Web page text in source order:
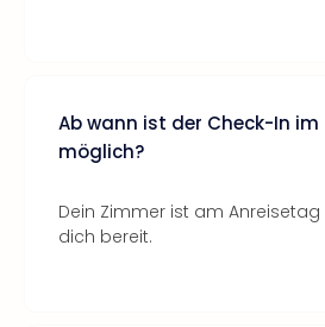
Ab wann ist der Check-In im
möglich?
Dein Zimmer ist am Anreisetag
dich bereit.